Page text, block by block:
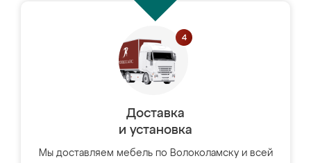
Доставка
и установка
Мы доставляем мебель по Волоколамску и всей